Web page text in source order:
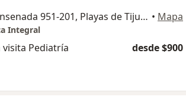
Paseo Ensenada 951-201, Playas de Tijuana Sección Jardines, Tijuana, Baja California, México, Tijuana • Mapa
Integral
Pediatría desde $900